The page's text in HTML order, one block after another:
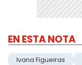
EN ESTA NOTA
Ivana Figueiras